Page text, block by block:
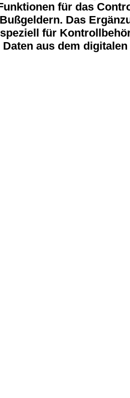
für das
Das
für
aus dem